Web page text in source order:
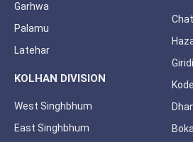
Garhwa
Palamu
Latehar
KOLHAN DIVISION
West Singhbhum
East Singhbhum